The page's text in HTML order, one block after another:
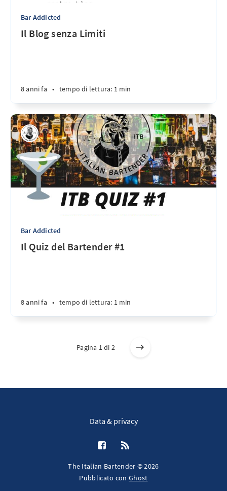
Bar Addicted
Il Blog senza Limiti
8 anni fa • tempo di lettura: 1 min
Bar Addicted
Il Quiz del Bartender #1
8 anni fa • tempo di lettura: 1 min
Pagina 1 di 2
Data & privacy
The Italian Bartender © 2026
Pubblicato con Ghost